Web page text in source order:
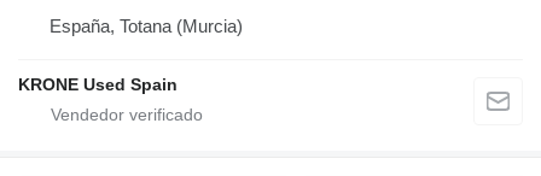
España, Totana (Murcia)
KRONE Used Spain